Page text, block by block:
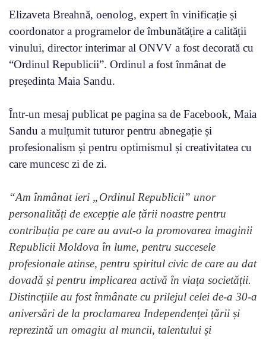
Elizaveta Breahnă, oenolog, expert în vinificație și
coordonator a programelor de îmbunătățire a calității
vinului, director interimar al ONVV a fost decorată cu
“Ordinul Republicii”. Ordinul a fost înmânat de
președinta Maia Sandu.
Într-un mesaj publicat pe pagina sa de Facebook, Maia
Sandu a mulțumit tuturor pentru abnegație și
profesionalism și pentru optimismul și creativitatea cu
care muncesc zi de zi.
“Am înmânat ieri „Ordinul Republicii” unor
personalități de excepție ale țării noastre pentru
contribuția pe care au avut-o la promovarea imaginii
Republicii Moldova în lume, pentru succesele
profesionale atinse, pentru spiritul civic de care au dat
dovadă și pentru implicarea activă în viața societății.
Distincțiile au fost înmânate cu prilejul celei de-a 30-a
aniversări de la proclamarea Independenței țării și
reprezintă un omagiu al muncii, talentului și